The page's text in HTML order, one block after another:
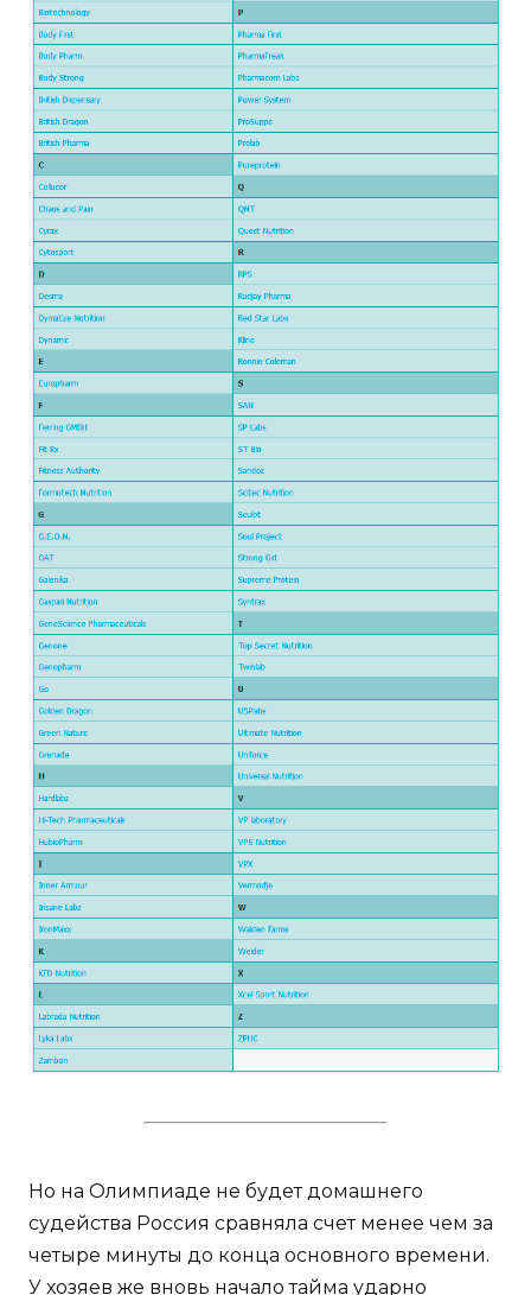
Но на Олимпиаде не будет домашнего
судейства Россия сравняла счет менее чем за
четыре минуты до конца основного времени.
У хозяев же вновь начало тайма ударно